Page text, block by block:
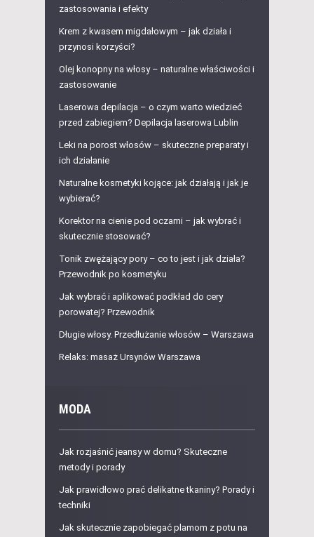
zastosowania i efekty
Krem z kwasem migdałowym – jak działa i
przynosi korzyści?
Olej konopny na włosy – naturalne właściwości i
zastosowanie
Laserowa depilacja – o czym warto wiedzieć
przed zabiegiem? Depilacja laserowa Lublin
Leki na porost włosów – skuteczne preparaty i
ich działanie
Naturalne kosmetyki kojące: jak działają i jak je
wybierać?
Korektor na cienie pod oczami – jak wybrać i
skutecznie stosować?
Tonik zwężający pory – co to jest i jak działa?
Przewodnik po kosmetyku
Jak wybrać i aplikować podkład do cery
porowatej? Przewodnik
Długie włosy. Przedłużanie włosów – Warszawa
Relaks: masaż Ursynów Warszawa
MODA
Jak rozjaśnić jeansy w domu? Skuteczne
metody i porady
Jak prawidłowo prać delikatne tkaniny? Porady i
techniki
Jak skutecznie zapobiegać plamom z potu na